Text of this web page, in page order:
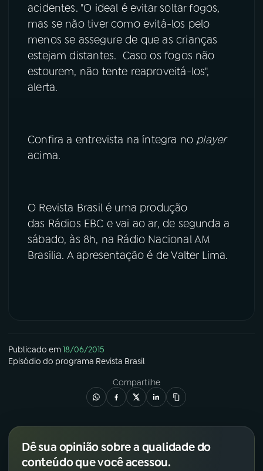
acidentes. "O ideal é evitar soltar fogos,
mas se não tiver como evitá-los pelo
menos se assegure de que as crianças
estejam distantes. Caso os fogos não
estourem, não tente reaproveitá-los",
alerta.
Confira a entrevista na íntegra no player
acima.
O Revista Brasil é uma produção
das Rádios EBC e vai ao ar, de segunda a
sábado, às 8h, na Rádio Nacional AM
Brasília. A apresentação é de Valter Lima.
Publicado em18/06/2015
Episódio do programa Revista Brasil
Compartilhe
Dê sua opinião sobre a qualidade do
conteúdo que você acessou.